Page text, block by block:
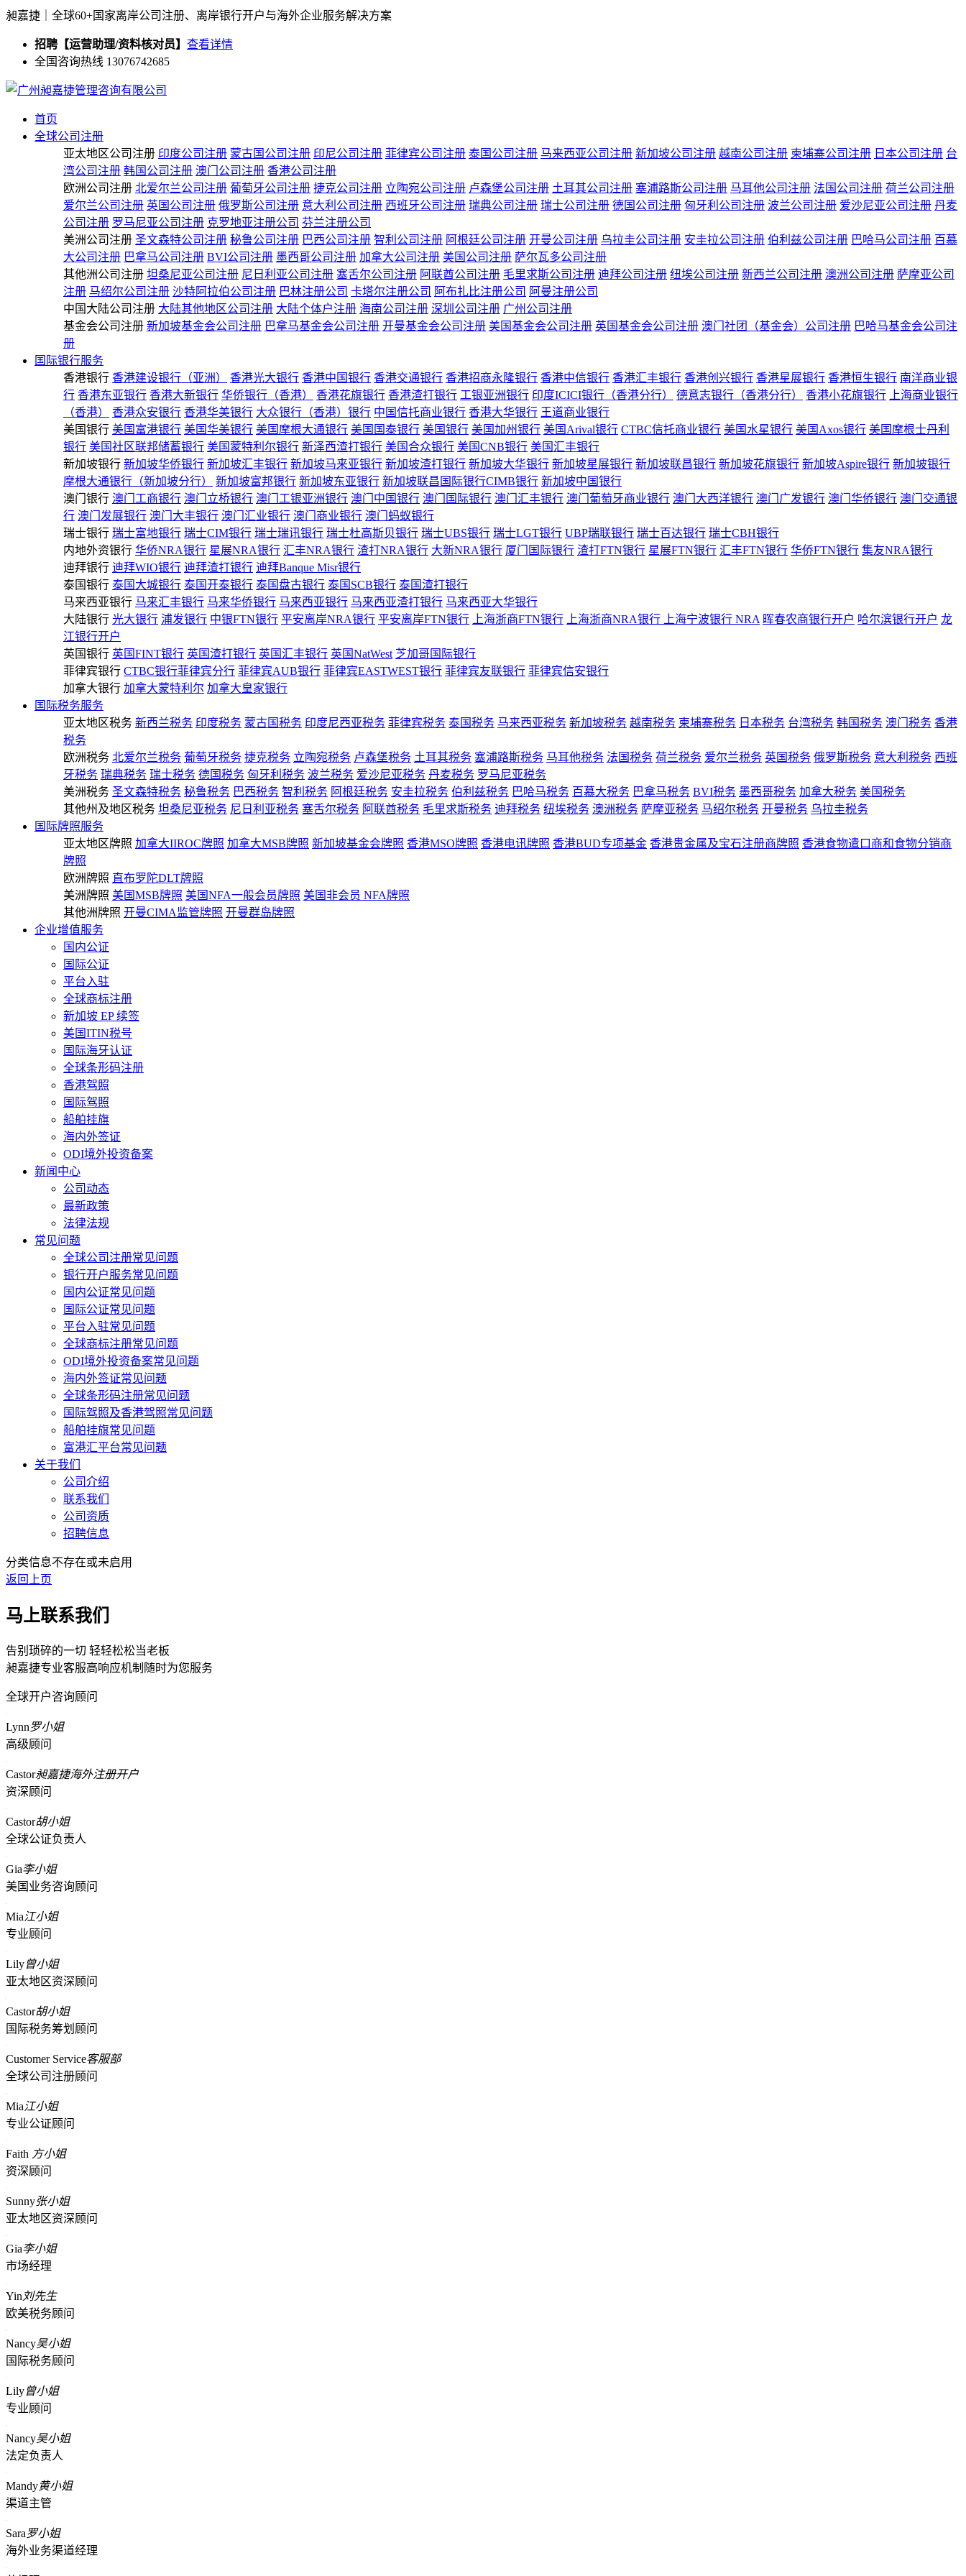
昶嘉捷｜全球60+国家离岸公司注册、离岸银行开户与海外企业服务解决方案
招聘【运营助理/资料核对员】 查看详情
全国咨询热线 13076742685
首页
全球公司注册
亚太地区公司注册 印度公司注册 蒙古国公司注册 印尼公司注册 菲律宾公司注册 泰国公司注册 马来西亚公司注册 新加坡公司注册 越南公司注册 柬埔寨公司注册 日本公司注册 台
湾公司注册 韩国公司注册 澳门公司注册 香港公司注册
欧洲公司注册 北爱尔兰公司注册 葡萄牙公司注册 捷克公司注册 立陶宛公司注册 卢森堡公司注册 土耳其公司注册 塞浦路斯公司注册 马耳他公司注册 法国公司注册 荷兰公司注册
爱尔兰公司注册 英国公司注册 俄罗斯公司注册 意大利公司注册 西班牙公司注册 瑞典公司注册 瑞士公司注册 德国公司注册 匈牙利公司注册 波兰公司注册 爱沙尼亚公司注册 丹麦
公司注册 罗马尼亚公司注册 克罗地亚注册公司 芬兰注册公司
美洲公司注册 圣文森特公司注册 秘鲁公司注册 巴西公司注册 智利公司注册 阿根廷公司注册 开曼公司注册 乌拉圭公司注册 安圭拉公司注册 伯利兹公司注册 巴哈马公司注册 百慕
大公司注册 巴拿马公司注册 BVI公司注册 墨西哥公司注册 加拿大公司注册 美国公司注册 萨尔瓦多公司注册
其他洲公司注册 坦桑尼亚公司注册 尼日利亚公司注册 塞舌尔公司注册 阿联酋公司注册 毛里求斯公司注册 迪拜公司注册 纽埃公司注册 新西兰公司注册 澳洲公司注册 萨摩亚公司
注册 马绍尔公司注册 沙特阿拉伯公司注册 巴林注册公司 卡塔尔注册公司 阿布扎比注册公司 阿曼注册公司
中国大陆公司注册 大陆其他地区公司注册 大陆个体户注册 海南公司注册 深圳公司注册 广州公司注册
基金会公司注册 新加坡基金会公司注册 巴拿马基金会公司注册 开曼基金会公司注册 美国基金会公司注册 英国基金会公司注册 澳门社团（基金会）公司注册 巴哈马基金会公司注
册
国际银行服务
香港银行 香港建设银行（亚洲） 香港光大银行 香港中国银行 香港交通银行 香港招商永隆银行 香港中信银行 香港汇丰银行 香港创兴银行 香港星展银行 香港恒生银行 南洋商业银
行 香港东亚银行 香港大新银行 华侨银行（香港） 香港花旗银行 香港渣打银行 工银亚洲银行 印度ICICI银行（香港分行） 德意志银行（香港分行） 香港小花旗银行
上海商业银行
（香港）
香港众安银行 香港华美银行 大众银行（香港）银行 中国信托商业银行 香港大华银行 王道商业银行
美国银行 美国富港银行 美国华美银行 美国摩根大通银行 美国国泰银行 美国银行 美国加州银行 美国Arival银行 CTBC信托商业银行 美国水星银行 美国Axos银行 美国摩根士丹利
银行 美国社区联邦储蓄银行 美国蒙特利尔银行 新泽西渣打银行 美国合众银行 美国CNB银行 美国汇丰银行
新加坡银行 新加坡华侨银行 新加坡汇丰银行 新加坡马来亚银行 新加坡渣打银行 新加坡大华银行 新加坡星展银行 新加坡联昌银行 新加坡花旗银行 新加坡Aspire银行 新加坡银行
摩根大通银行（新加坡分行）
新加坡富邦银行 新加坡东亚银行 新加坡联昌国际银行CIMB银行 新加坡中国银行
澳门银行 澳门工商银行 澳门立桥银行 澳门工银亚洲银行 澳门中国银行 澳门国际银行 澳门汇丰银行 澳门葡萄牙商业银行 澳门大西洋银行 澳门广发银行 澳门华侨银行 澳门交通银
行 澳门发展银行 澳门大丰银行 澳门汇业银行 澳门商业银行 澳门蚂蚁银行
瑞士银行 瑞士富地银行 瑞士CIM银行 瑞士瑞讯银行 瑞士杜高斯贝银行 瑞士UBS银行 瑞士LGT银行 UBP瑞联银行 瑞士百达银行 瑞士CBH银行
内地外资银行 华侨NRA银行 星展NRA银行 汇丰NRA银行 渣打NRA银行 大新NRA银行 厦门国际银行 渣打FTN银行 星展FTN银行 汇丰FTN银行 华侨FTN银行 集友NRA银行
迪拜银行 迪拜WIO银行 迪拜渣打银行 迪拜Banque Misr银行
泰国银行 泰国大城银行 泰国开泰银行 泰国盘古银行 泰国SCB银行 泰国渣打银行
马来西亚银行 马来汇丰银行 马来华侨银行 马来西亚银行 马来西亚渣打银行 马来西亚大华银行
大陆银行 光大银行 浦发银行 中银FTN银行 平安离岸NRA银行 平安离岸FTN银行 上海浙商FTN银行 上海浙商NRA银行 上海宁波银行 NRA 晖春农商银行开户 哈尔滨银行开户 龙
江银行开户
英国银行 英国FINT银行 英国渣打银行 英国汇丰银行 英国NatWest 芝加哥国际银行
菲律宾银行 CTBC银行菲律宾分行 菲律宾AUB银行 菲律宾EASTWEST银行 菲律宾友联银行 菲律宾信安银行
加拿大银行 加拿大蒙特利尔 加拿大皇家银行
国际税务服务
亚太地区税务 新西兰税务 印度税务 蒙古国税务 印度尼西亚税务 菲律宾税务 泰国税务 马来西亚税务 新加坡税务 越南税务 柬埔寨税务 日本税务 台湾税务 韩国税务 澳门税务 香港
税务
欧洲税务 北爱尔兰税务 葡萄牙税务 捷克税务 立陶宛税务 卢森堡税务 土耳其税务 塞浦路斯税务 马耳他税务 法国税务 荷兰税务 爱尔兰税务 英国税务 俄罗斯税务 意大利税务 西班
牙税务 瑞典税务 瑞士税务 德国税务 匈牙利税务 波兰税务 爱沙尼亚税务 丹麦税务 罗马尼亚税务
美洲税务 圣文森特税务 秘鲁税务 巴西税务 智利税务 阿根廷税务 安圭拉税务 伯利兹税务 巴哈马税务 百慕大税务 巴拿马税务 BVI税务 墨西哥税务 加拿大税务 美国税务
其他州及地区税务 坦桑尼亚税务 尼日利亚税务 塞舌尔税务 阿联酋税务 毛里求斯税务 迪拜税务 纽埃税务 澳洲税务 萨摩亚税务 马绍尔税务 开曼税务 乌拉圭税务
国际牌照服务
亚太地区牌照 加拿大IIROC牌照 加拿大MSB牌照 新加坡基金会牌照 香港MSO牌照 香港电讯牌照 香港BUD专项基金 香港贵金属及宝石注册商牌照 香港食物遣口商和食物分销商
牌照
欧洲牌照 直布罗陀DLT牌照
美洲牌照 美国MSB牌照 美国NFA一般会员牌照 美国非会员 NFA牌照
其他洲牌照 开曼CIMA监管牌照 开曼群岛牌照
企业增值服务
国内公证
国际公证
平台入驻
全球商标注册
新加坡 EP 续签
美国ITIN税号
国际海牙认证
全球条形码注册
香港驾照
国际驾照
船舶挂旗
海内外签证
ODI境外投资备案
新闻中心
公司动态
最新政策
法律法规
常见问题
全球公司注册常见问题
银行开户服务常见问题
国内公证常见问题
国际公证常见问题
平台入驻常见问题
全球商标注册常见问题
ODI境外投资备案常见问题
海内外签证常见问题
全球条形码注册常见问题
国际驾照及香港驾照常见问题
船舶挂旗常见问题
富港汇平台常见问题
关于我们
公司介绍
联系我们
公司资质
招聘信息
分类信息不存在或未启用
返回上页
马上联系我们
告别琐碎的一切 轻轻松松当老板
昶嘉捷专业客服高响应机制随时为您服务
全球开户咨询顾问
Lynn罗小姐
高级顾问
Castor昶嘉捷海外注册开户
资深顾问
Castor胡小姐
全球公证负责人
Gia李小姐
美国业务咨询顾问
Mia江小姐
专业顾问
Lily曾小姐
亚太地区资深顾问
Castor胡小姐
国际税务筹划顾问
Customer Service客服部
全球公司注册顾问
Mia江小姐
专业公证顾问
Faith 方小姐
资深顾问
Sunny张小姐
亚太地区资深顾问
Gia李小姐
市场经理
Yin 刘先生
欧美税务顾问
Nancy吴小姐
国际税务顾问
Lily曾小姐
专业顾问
Nancy吴小姐
法定负责人
Mandy黄小姐
渠道主管
Sara罗小姐
海外业务渠道经理